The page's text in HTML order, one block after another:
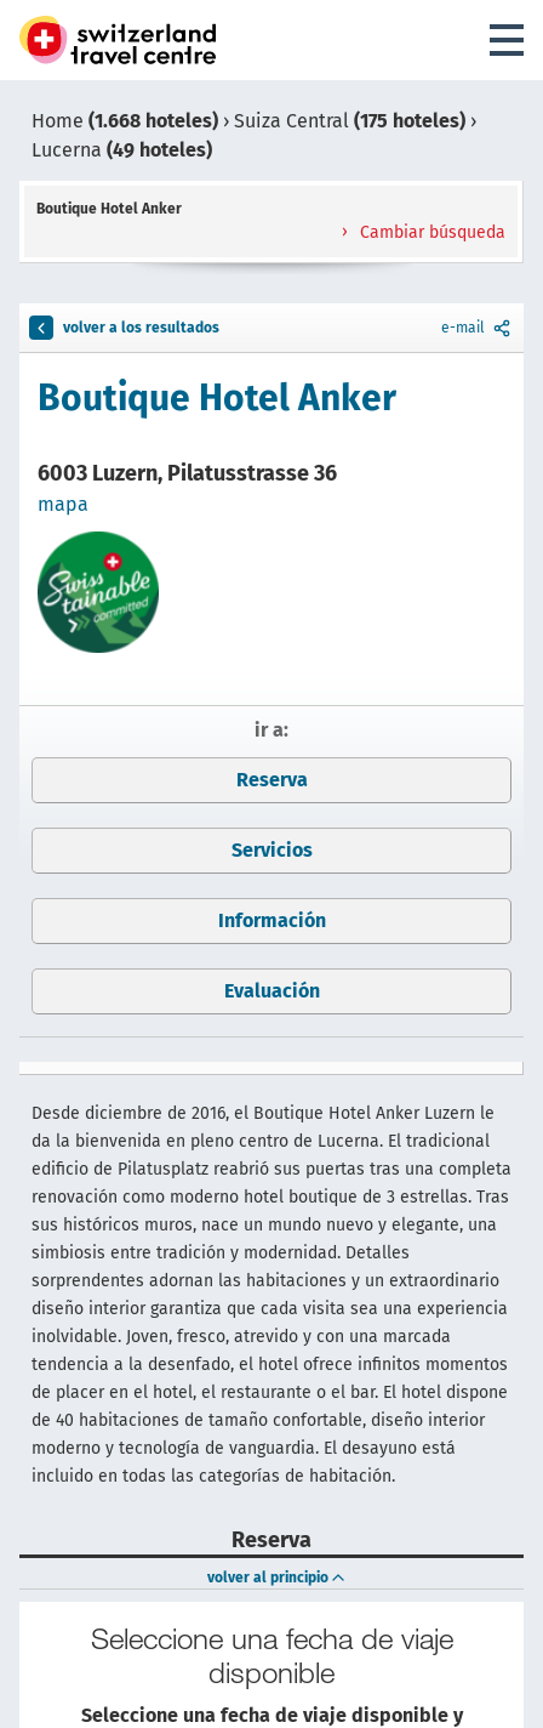
Home (1.668 hoteles) › Suiza Central (175 hoteles) ›
Lucerna (49 hoteles)
Boutique Hotel Anker
Cambiar búsqueda
volver a los resultados e-mail
Boutique Hotel Anker
6003 Luzern, Pilatusstrasse 36
mapa
ir a:
Reserva
Servicios
Información
Evaluación
Desde diciembre de 2016, el Boutique Hotel Anker Luzern le
da la bienvenida en pleno centro de Lucerna. El tradicional
edificio de Pilatusplatz reabrió sus puertas tras una completa
renovación como moderno hotel boutique de 3 estrellas. Tras
sus históricos muros, nace un mundo nuevo y elegante, una
simbiosis entre tradición y modernidad. Detalles
sorprendentes adornan las habitaciones y un extraordinario
diseño interior garantiza que cada visita sea una experiencia
inolvidable. Joven, fresco, atrevido y con una marcada
tendencia a la desenfado, el hotel ofrece infinitos momentos
de placer en el hotel, el restaurante o el bar. El hotel dispone
de 40 habitaciones de tamaño confortable, diseño interior
moderno y tecnología de vanguardia. El desayuno está
incluido en todas las categorías de habitación.
Reserva
volver al principio
Seleccione una fecha de viaje
disponible
Seleccione una fecha de viaje disponible y